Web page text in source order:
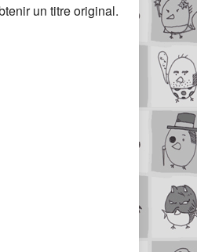
un titre original.